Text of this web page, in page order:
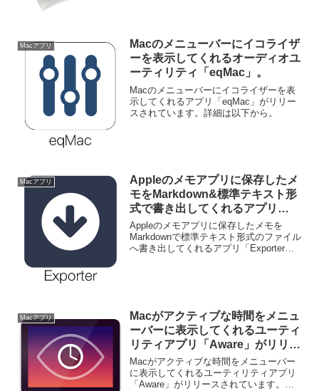
Macアプリ
Macのメニューバーにイコライザ
ーを表示してくれるオーディオユ
ーティリティ「eqMac」。
Macのメニューバーにイコライザーを表
示してくれるアプリ「eqMac」がリリー
スされています。詳細は以下から。
Macアプリ
Appleのメモアプリに保存したメ
モをMarkdown&標準テキスト形
式で書き出してくれるアプリ
「Exporter」がリリース。
Appleのメモアプリに保存したメモを
Markdownで標準テキスト形式のファイル
へ書き出してくれるアプリ「Exporter」
Macアプリ
Macがアクティブな時間をメニュ
ーバーに表示してくれるユーティ
リティアプリ「Aware」がリリー
ス。
Macがアクティブな時間をメニューバー
に表示してくれるユーティリティアプリ
「Aware」がリリースされています。詳